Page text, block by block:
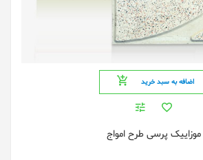
اضافه به سبد خرید
موزاییک پرسی طرح امواج